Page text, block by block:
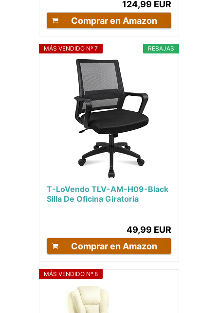
124,99 EUR
Comprar en Amazon
REBAJAS
MÁS VENDIDO Nº 7
T-LoVendo TLV-AM-H09-Black
Silla De Oficina Giratoria
49,99 EUR
Comprar en Amazon
MÁS VENDIDO Nº 8